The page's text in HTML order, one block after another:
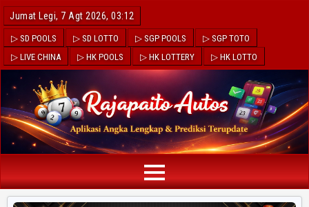
Jumat Legi, 7 Agt 2026, 03:12
▷ SD POOLS ▷ SD LOTTO ▷ SGP POOLS
▷ SGP TOTO
▷ LIVE CHINA
▷ HK POOLS ▷ HK LOTTERY ▷ HK LOTTO